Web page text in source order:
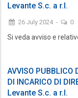
Levante S.c. a r.l.
26 July 2024 - 0
Si veda avviso e
AVVISO PUBBLICO
DI INCARICO DI
Levante S.c. a r.l.